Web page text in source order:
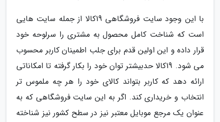
با این وجود سایت فروشگاهی 19کالا از جمله سایت هایی
است که شناخت کامل محصول به مشتری را سرلوحه خود
قرار داده و این اولین قدم برای جلب اطمینان کاربر محسوب
می شود. 19کالا حدبیشتر توان خود را بکار گرفته تا امکاناتی
ارائه دهد که کاربر بتواند کالای خود را هر چه ملموس تر
انتخاب و خریداری کند. اگر به این سایت فروشگاهی که به
عنوان یک مرجع موبایل معتبر نیز در سطح کشور نیز شناخته